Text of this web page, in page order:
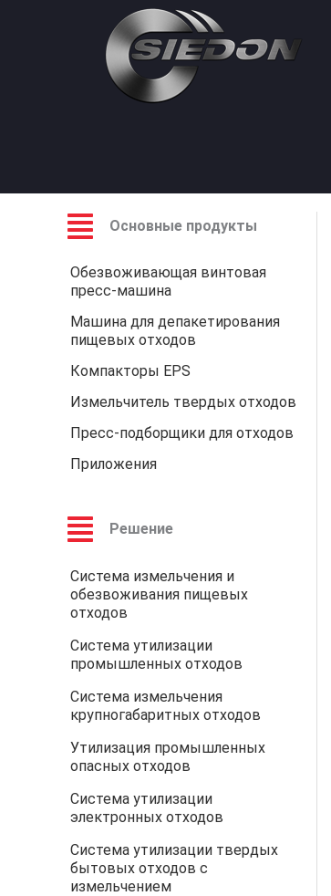
Основные продукты
Обезвоживающая винтовая
пресс-машина
Машина для депакетирования
пищевых отходов
Компакторы EPS
Измельчитель твердых отходов
Пресс-подборщики для отходов
Приложения
Решение
Система измельчения и
обезвоживания пищевых
отходов
Система утилизации
промышленных отходов
Система измельчения
крупногабаритных отходов
Утилизация промышленных
опасных отходов
Система утилизации
электронных отходов
Система утилизации твердых
бытовых отходов с
измельчением